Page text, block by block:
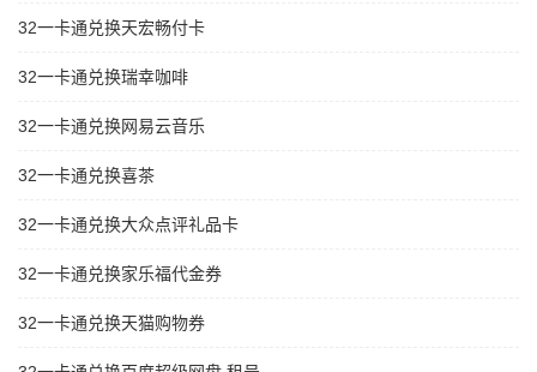
32一卡通兑换天宏畅付卡
32一卡通兑换瑞幸咖啡
32一卡通兑换网易云音乐
32一卡通兑换喜茶
32一卡通兑换大众点评礼品卡
32一卡通兑换家乐福代金券
32一卡通兑换天猫购物券